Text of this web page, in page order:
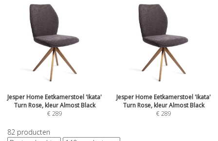
Jesper Home Eetkamerstoel 'Ikata'
Turn Rose, kleur Almost Black
€289
Jesper Home Eetkamerstoel 'Ikata'
Turn Rose, kleur Almost Black
€289
82 producten